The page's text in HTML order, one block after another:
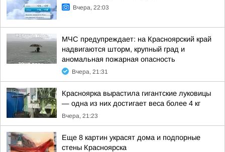
Вчера, 22:03
МЧС предупреждает: на Красноярский край
надвигаются шторм, крупный град и
аномальная пожарная опасность
Вчера, 21:31
Красноярка вырастила гигантские луковицы
— одна из них достигает веса более 4 кг
Вчера, 21:23
Еще 8 картин украсят дома и подпорные
стены Красноярска